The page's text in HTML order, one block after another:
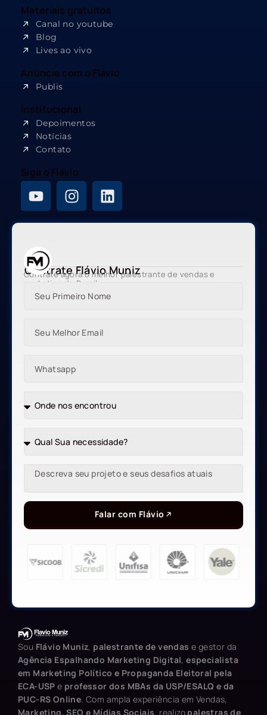
Materiais gratuitos
Canal no youtube
Blog
Lives ao vivo
Anúncie com o Flávio
Publis
Institucional
Depoimentos
Notícias
Contato
Siga o Flávio
Contrate Flávio Muniz
Contrate agora o melhor palestrante de vendas e
marketing do Brasil
Falar com Flávio
Sou Flávio Muniz, palestrante de vendas e gestor da
Agência Espalhando Marketing Digital,especialista
em Marketing Político e Propaganda Eleitoral pela
ECA-USP e professor dos MBAs da USP/ESALQ e da
PUC-RS Online. Com ampla experiência em Vendas,
Marketing, SEO e Mídias Sociais, realizo palestras de